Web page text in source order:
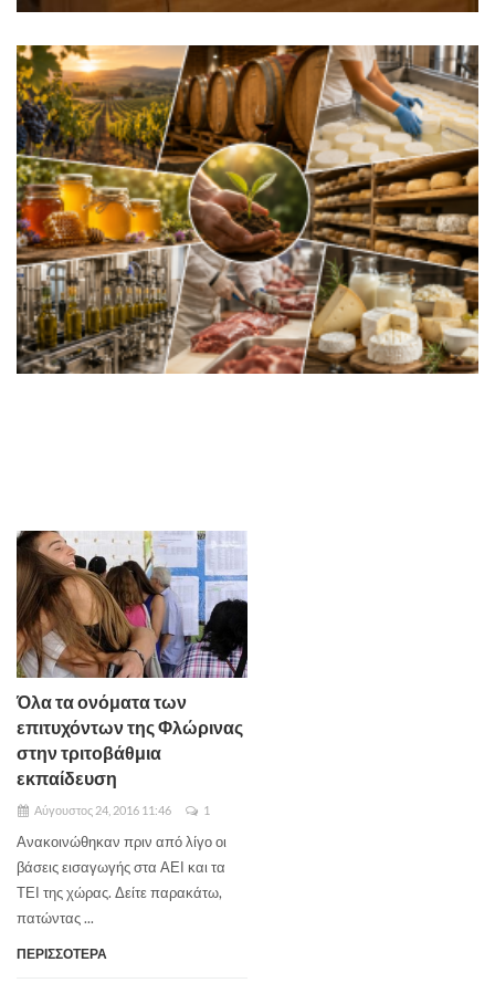
Όλα τα ονόματα των
επιτυχόντων της Φλώρινας
στην τριτοβάθμια
εκπαίδευση
Αύγουστος 24, 2016 11:46 1
Ανακοινώθηκαν πριν από λίγο οι
βάσεις εισαγωγής στα ΑΕΙ και τα
ΤΕΙ της χώρας. Δείτε παρακάτω,
πατώντας ...
ΠΕΡΙΣΣΟΤΕΡΑ